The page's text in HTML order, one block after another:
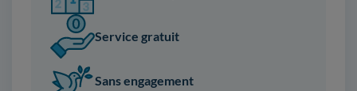
Service gratuit
Sans engagement